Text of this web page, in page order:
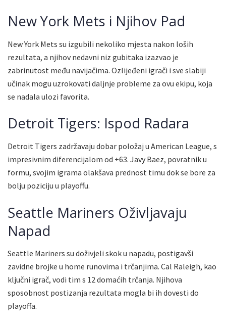
New York Mets i Njihov Pad
New York Mets su izgubili nekoliko mjesta nakon loših
rezultata, a njihov nedavni niz gubitaka izazvao je
zabrinutost među navijačima. Ozlijeđeni igrači i sve slabiji
učinak mogu uzrokovati daljnje probleme za ovu ekipu, koja
se nadala ulozi favorita.
Detroit Tigers: Ispod Radara
Detroit Tigers zadržavaju dobar položaj u American League, s
impresivnim diferencijalom od +63. Javy Baez, povratnik u
formu, svojim igrama olakšava prednost timu dok se bore za
bolju poziciju u playoffu.
Seattle Mariners Oživljavaju
Napad
Seattle Mariners su doživjeli skok u napadu, postigavši
zavidne brojke u home runovima i trčanjima. Cal Raleigh, kao
ključni igrač, vodi tim s 12 domaćih trčanja. Njihova
sposobnost postizanja rezultata mogla bi ih dovesti do
playoffa.